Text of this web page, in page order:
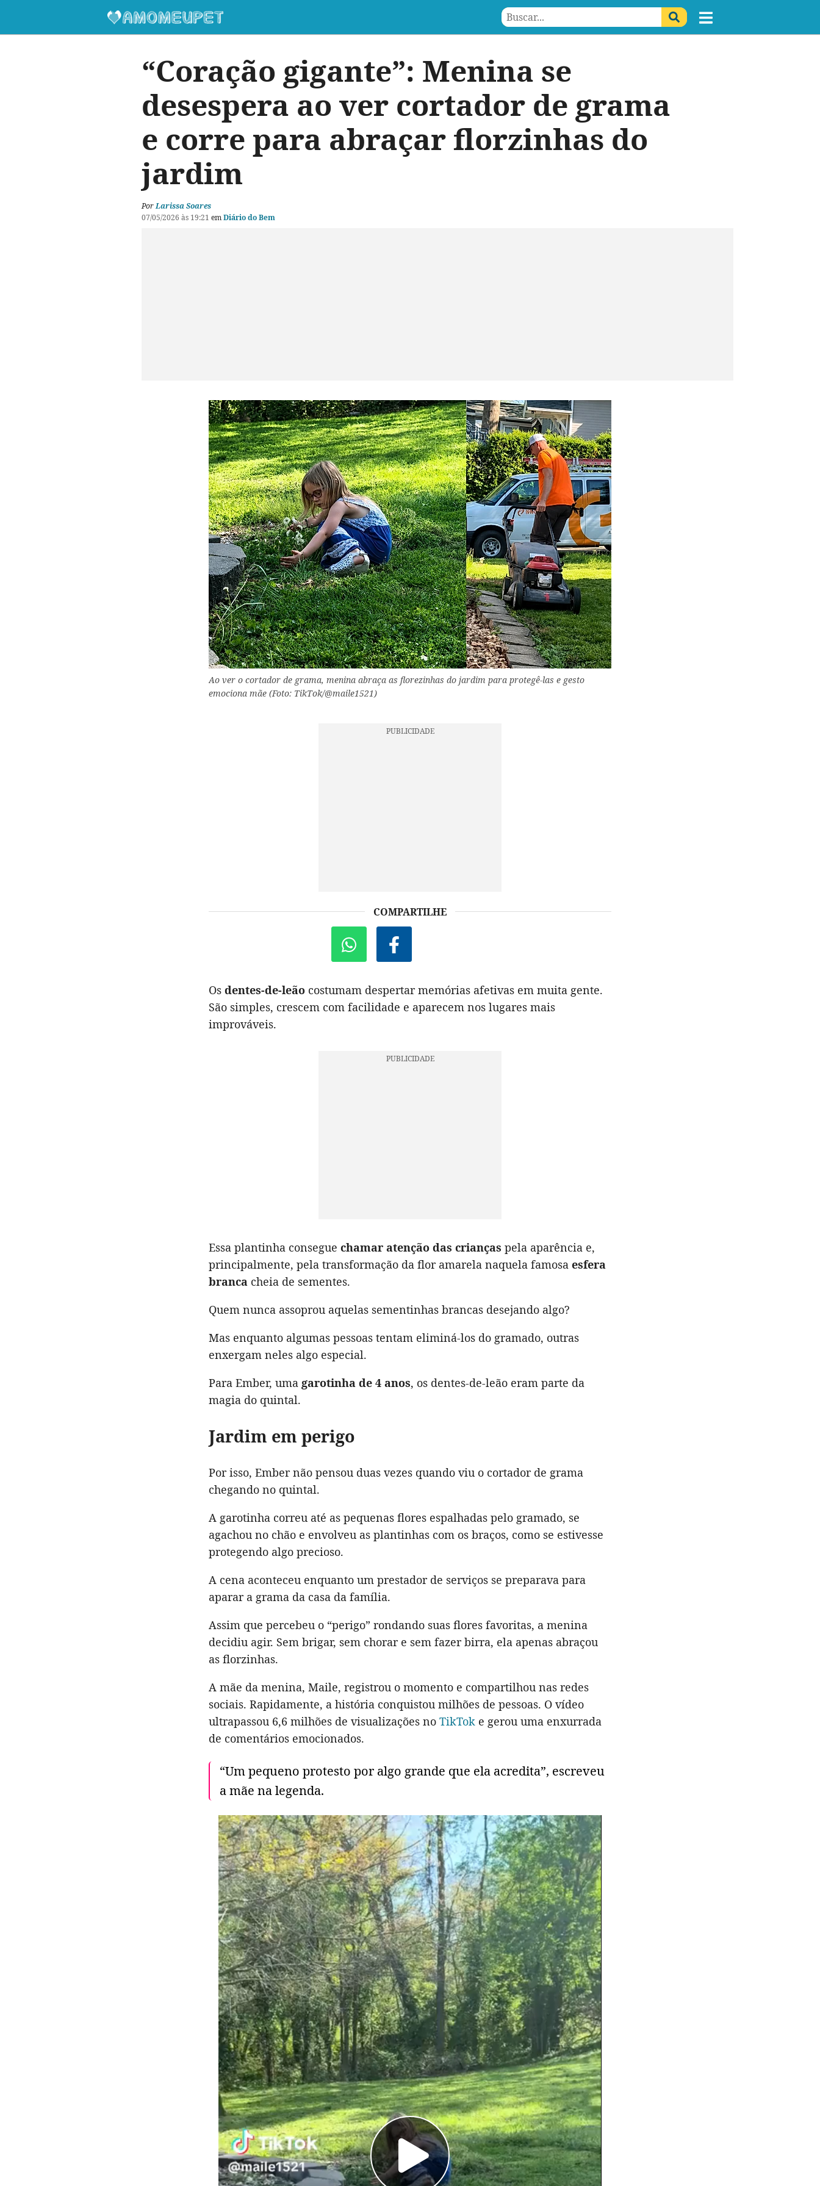
“Coração gigante”: Menina se
desespera ao ver cortador de grama
e corre para abraçar florzinhas do
jardim
PorLarissa Soares
07/05/2026 às 19:21 emDiário do Bem
Ao ver o cortador de grama, menina abraça as florezinhas do jardim para protegê-las e gesto
emociona mãe (Foto: TikTok/@maile1521)
COMPARTILHE
Os dentes-de-leão costumam despertar memórias afetivas em muita gente.
São simples, crescem com facilidade e aparecem nos lugares mais
improváveis.
Essa plantinha consegue chamar atenção das crianças pela aparência e,
principalmente, pela transformação da flor amarela naquela famosa esfera
branca cheia de sementes.
Quem nunca assoprou aquelas sementinhas brancas desejando algo?
Mas enquanto algumas pessoas tentam eliminá-los do gramado, outras
enxergam neles algo especial.
Para Ember, uma garotinha de 4 anos, os dentes-de-leão eram parte da
magia do quintal.
Jardim em perigo
Por isso, Ember não pensou duas vezes quando viu o cortador de grama
chegando no quintal.
A garotinha correu até as pequenas flores espalhadas pelo gramado, se
agachou no chão e envolveu as plantinhas com os braços, como se estivesse
protegendo algo precioso.
A cena aconteceu enquanto um prestador de serviços se preparava para
aparar a grama da casa da família.
Assim que percebeu o “perigo” rondando suas flores favoritas, a menina
decidiu agir. Sem brigar, sem chorar e sem fazer birra, ela apenas abraçou
as florzinhas.
A mãe da menina, Maile, registrou o momento e compartilhou nas redes
sociais. Rapidamente, a história conquistou milhões de pessoas. O vídeo
ultrapassou 6,6 milhões de visualizações no TikTok e gerou uma enxurrada
de comentários emocionados.
“Um pequeno protesto por algo grande que ela acredita”, escreveu
a mãe na legenda.